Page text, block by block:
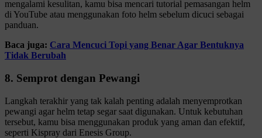
mengalami kesulitan, kamu bisa mencari tutorial pemasangan helm
di YouTube atau menggunakan foto helm sebelum dicuci sebagai
panduan.
Baca juga: Cara Mencuci Topi yang Benar Agar Bentuknya
Tidak Berubah
8. Semprot dengan Pewangi
Langkah terakhir yang tak kalah penting adalah menyemprotkan
pewangi agar helm tetap segar saat digunakan. Untuk kebutuhan
tersebut, kamu bisa menggunakan produk yang aman dan efektif,
seperti Kispray dari Enesis Group.